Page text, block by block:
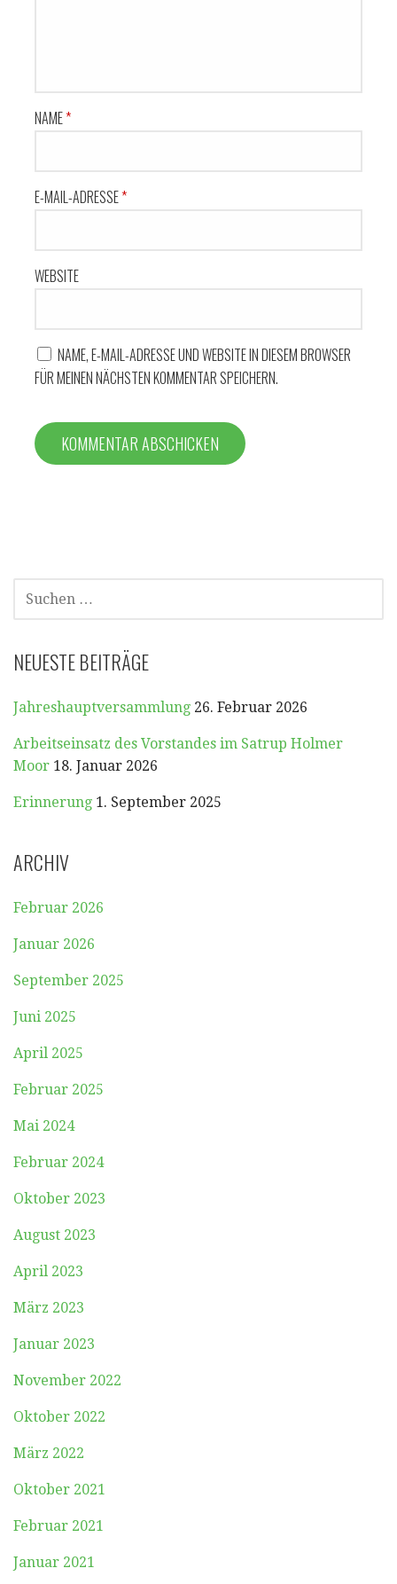
NAME*
E-MAIL-ADRESSE*
WEBSITE
NAME, E-MAIL-ADRESSE UND WEBSITE IN DIESEM BROWSER
FÜR MEINEN NÄCHSTEN KOMMENTAR SPEICHERN.
SUCHEN
NACH:
NEUESTE BEITRÄGE
Jahreshauptversammlung 26. Februar 2026
Arbeitseinsatz des Vorstandes im Satrup Holmer
Moor 18. Januar 2026
Erinnerung 1. September 2025
ARCHIV
Februar 2026
Januar 2026
September 2025
Juni 2025
April 2025
Februar 2025
Mai 2024
Februar 2024
Oktober 2023
August 2023
April 2023
März 2023
Januar 2023
November 2022
Oktober 2022
März 2022
Oktober 2021
Februar 2021
Januar 2021